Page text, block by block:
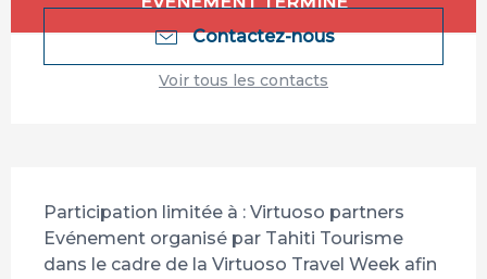
Contactez-nous
Voir tous les contacts
Participation limitée à : Virtuoso partners
Evénement organisé par Tahiti Tourisme
dans le cadre de la Virtuoso Travel Week afin